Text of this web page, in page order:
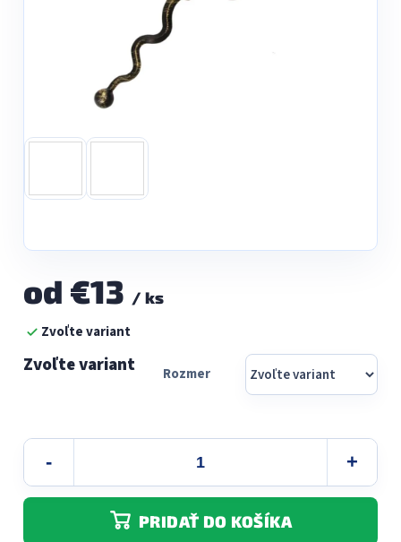
od €13 / ks
Jednotková
cena:Zvoľte variant
Rozmer
PRIDAŤ DO KOŠÍKA